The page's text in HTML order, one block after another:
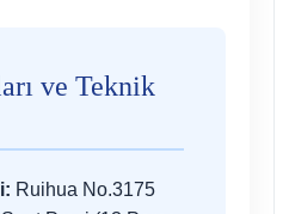
ve Teknik
Ruihua No.3175